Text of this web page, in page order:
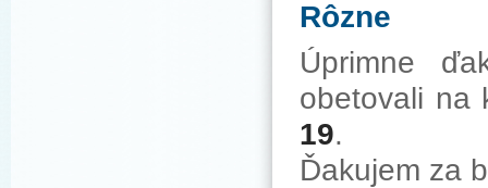
Rôzne
Úprimne
obetovali na
19.
Ďakujem za